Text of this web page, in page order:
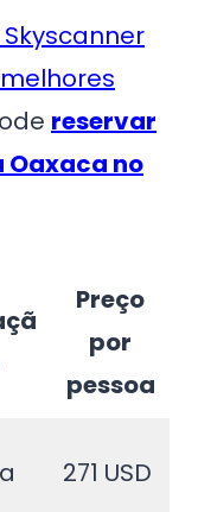
Skyscanner
reservar
Oaxaca no
Preço
por
pessoa
271 USD